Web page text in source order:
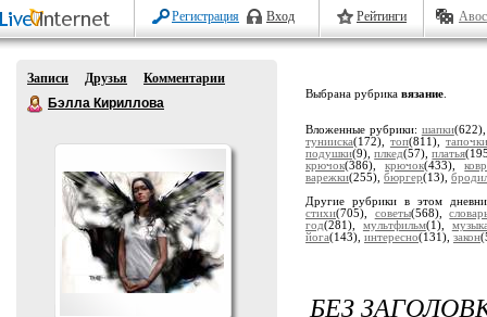
Регистрация Вход Рейтинги
Записи Друзья
Комментарии
Бэлла Кириллова
Выбрана рубрика вязание
Вложенные рубрики: шапки
тунииска(172), топ(811), тапочки
подушки(9),плкед(57),платья
крючок(386),крючок(433),
варежки(255), бюргер(13),
Другие рубрики в этом
стихи(705), советы(568),
год(281), мультфильм(1),
йога(143), интересно(131), закон
БЕЗ